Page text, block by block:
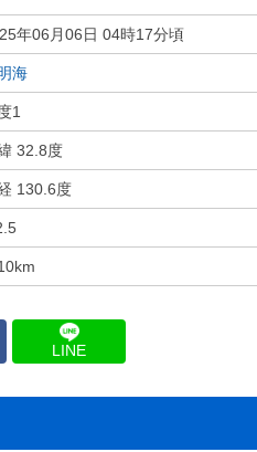
年06月06日 04時17分頃
海
1
32.8度
130.6度
LINE